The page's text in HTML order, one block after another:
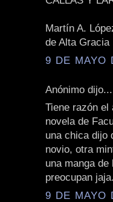
Martín A.
de Alta Gracia
9 DE MAYO
Anónimo dijo...
Tiene razón el
novela de
una chica dijo
novio, otra
una manga
preocupan jaja.
9 DE MAYO